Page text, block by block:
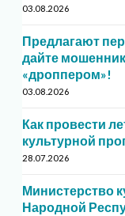
03.08.2026
Предлагают
дайте
«дроппером»!
03.08.2026
Как провести
культурной
28.07.2026
Министерство
Народной